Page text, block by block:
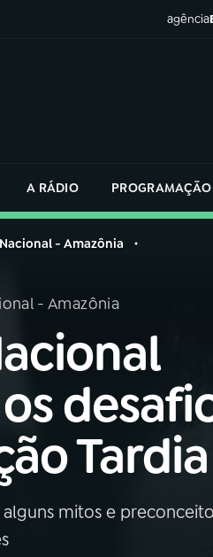
agência
A RÁDIO PROGRAMAÇÃO
- Amazônia
- Amazônia
Tardia
mitos e